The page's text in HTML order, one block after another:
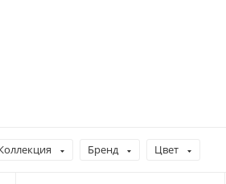
Бренд Цвет